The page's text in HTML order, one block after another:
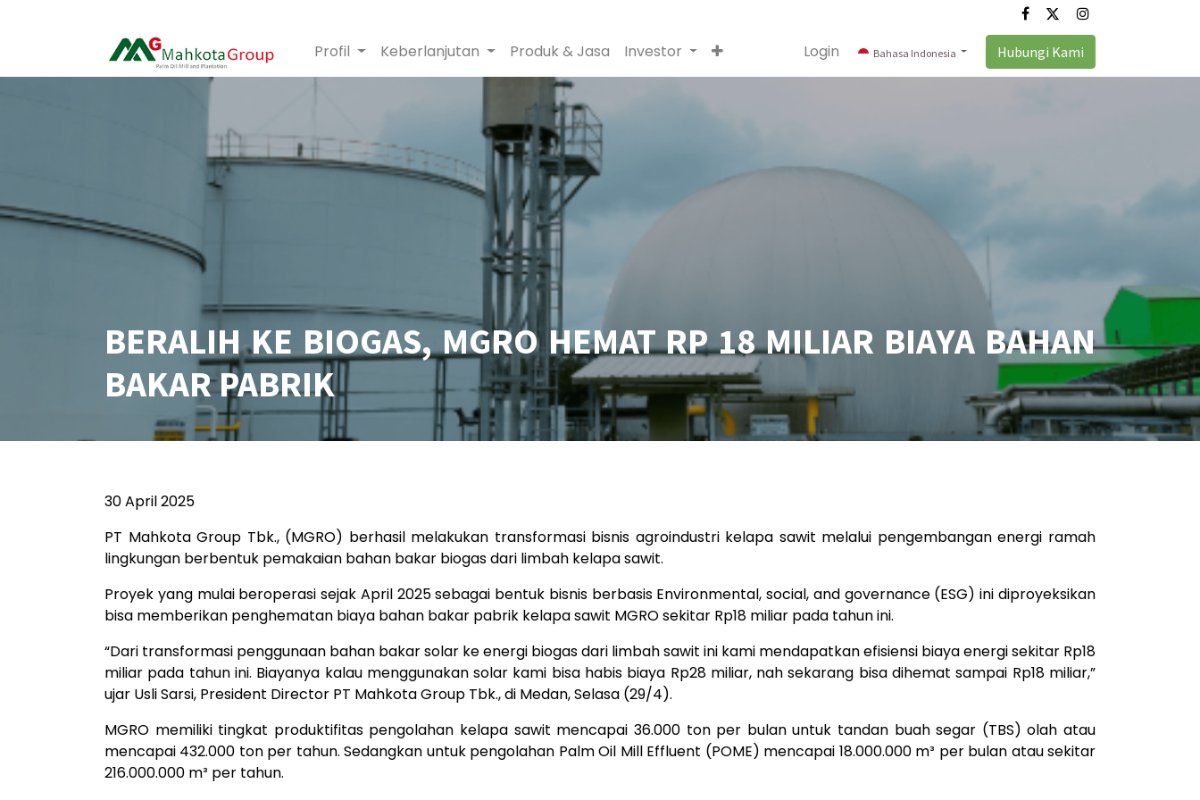
Profil Keberlanjutan Produk & Jasa Investor Login Bahasa Indonesia Hubungi Kami
BERALIH KE BIOGAS, MGRO HEMAT RP 18 MILIAR BIAYA BAHAN
BAKAR PABRIK
30April 2025
PT Mahkota Group Tbk., (MGRO) berhasil melakukan transformasi bisnis agroindustri kelapa sawit melalui pengembangan energi ramah
lingkungan berbentuk pemakaian bahan bakar biogas dari limbah kelapa sawit.
Proyek yang mulai beroperasi sejak April 2025 sebagai bentuk bisnis berbasis Environmental, social, and governance (ESG) ini diproyeksikan
bisa memberikan penghematan biaya bahan bakar pabrik kelapa sawit MGRO sekitar Rp18 miliar pada tahun ini.
“Dari transformasi penggunaan bahan bakar solar ke energi biogas dari limbah sawit ini kami mendapatkan efisiensi biaya energi sekitar Rp18
miliar pada tahun ini. Biayanya kalau menggunakan solar kami bisa habis biaya Rp28 miliar, nah sekarang bisa dihemat sampai Rp18 miliar,”
ujar Usli Sarsi, President Director PT Mahkota Group Tbk., di Medan, Selasa (29/4).
MGRO memiliki tingkat produktifitas pengolahan kelapa sawit mencapai 36.000 ton per bulan untuk tandan buah segar (TBS) olah atau
mencapai 432.000 ton per tahun. Sedangkan untuk pengolahan Palm Oil Mill Effluent (POME) mencapai 18.000.000 m³ per bulan atau sekitar
216.000.000 m³ per tahun.